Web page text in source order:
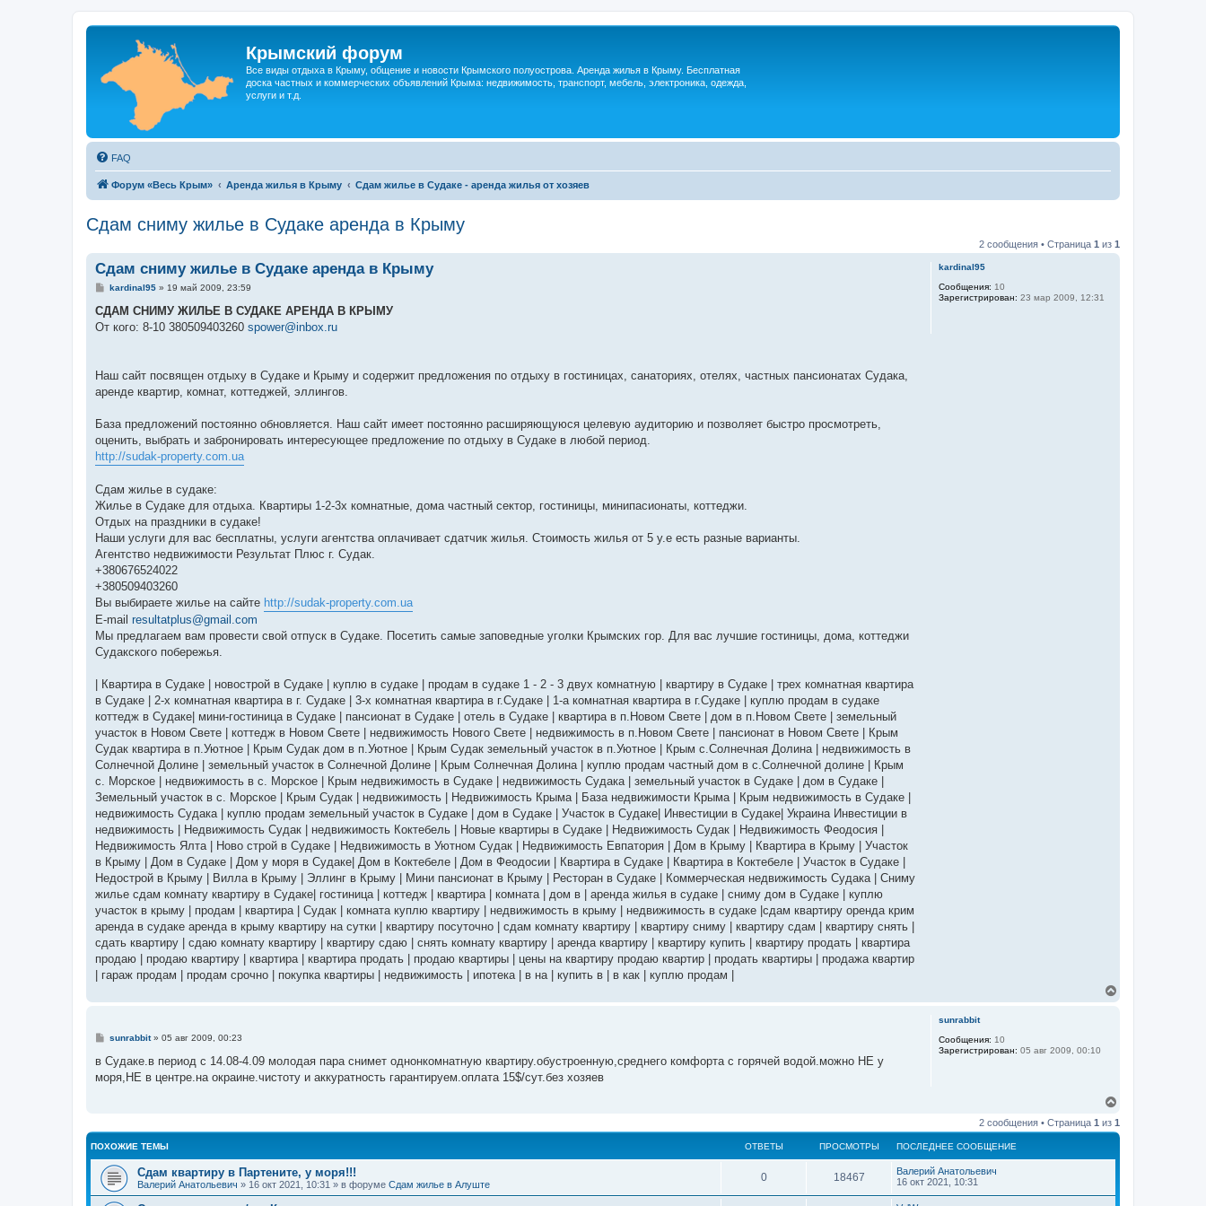
Крымский форум
Все виды отдыха в Крыму, общение и новости Крымского полуострова. Аренда жилья в Крыму. Бесплатная
доска частных и коммерческих объявлений Крыма: недвижимость, транспорт, мебель, электроника, одежда,
услуги и т.д.
FAQ
Форум «Весь Крым» Аренда жилья в Крыму Сдам жилье в Судаке - аренда жилья от хозяев
Сдам сниму жилье в Судаке аренда в Крыму
2 сообщения • Страница 1 из 1
kardinal95
Сообщения: 10
Зарегистрирован: 23 мар 2009, 12:31
Сдам сниму жилье в Судаке аренда в Крыму
С
о
б
щ
е
kardinal95» 19 май 2009, 23:59
СДАМ СНИМУ ЖИЛЬЕ В СУДАКЕ АРЕНДА В КРЫМУ
От кого: 8-10 380509403260 spower@inbox.ru
Наш сайт посвящен отдыху в Судаке и Крыму и содержит предложения по отдыху в гостиницах, санаториях, отелях, частных пансионатах Судака,
аренде квартир, комнат, коттеджей, эллингов.
База предложений постоянно обновляется. Наш сайт имеет постоянно расширяющуюся целевую аудиторию и позволяет быстро просмотреть,
оценить, выбрать и забронировать интересующее предложение по отдыху в Судаке в любой период.
http://sudak-property.com.ua
Сдам жилье в судаке:
Жилье в Судаке для отдыха. Квартиры 1-2-3х комнатные, дома частный сектор, гостиницы, минипасионаты, коттеджи.
Отдых на праздники в судаке!
Наши услуги для вас бесплатны, услуги агентства оплачивает сдатчик жилья. Стоимость жилья от 5 у.е есть разные варианты.
Агентство недвижимости Результат Плюс г. Судак.
+380676524022
+380509403260
Вы выбираете жилье на сайте http://sudak-property.com.ua
E-mail resultatplus@gmail.com
Мы предлагаем вам провести свой отпуск в Судаке. Посетить самые заповедные уголки Крымских гор. Для вас лучшие гостиницы, дома, коттеджи
Судакского побережья.
| Квартира в Судаке | новострой в Судаке | куплю в судаке | продам в судаке 1 - 2 - 3 двух комнатную | квартиру в Судаке | трех комнатная квартира
в Судаке | 2-х комнатная квартира в г. Судаке | 3-х комнатная квартира в г.Судаке | 1-а комнатная квартира в г.Судаке | куплю продам в судаке
коттедж в Судаке| мини-гостиница в Судаке | пансионат в Судаке | отель в Судаке | квартира в п.Новом Свете | дом в п.Новом Свете | земельный
участок в Новом Свете | коттедж в Новом Свете | недвижимость Нового Свете | недвижимость в п.Новом Свете | пансионат в Новом Свете | Крым
Судак квартира в п.Уютное | Крым Судак дом в п.Уютное | Крым Судак земельный участок в п.Уютное | Крым с.Солнечная Долина | недвижимость в
Солнечной Долине | земельный участок в Солнечной Долине | Крым Солнечная Долина | куплю продам частный дом в с.Солнечной долине | Крым
с. Морское | недвижимость в с. Морское | Крым недвижимость в Судаке | недвижимость Судака | земельный участок в Судаке | дом в Судаке |
Земельный участок в с. Морское | Крым Судак | недвижимость | Недвижимость Крыма | База недвижимости Крыма | Крым недвижимость в Судаке |
недвижимость Судака | куплю продам земельный участок в Судаке | дом в Судаке | Участок в Судаке| Инвестиции в Судаке| Украина Инвестиции в
недвижимость | Недвижимость Судак | недвижимость Коктебель | Новые квартиры в Судаке | Недвижимость Судак | Недвижимость Феодосия |
Недвижимость Ялта | Ново строй в Судаке | Недвижимость в Уютном Судак | Недвижимость Евпатория | Дом в Крыму | Квартира в Крыму | Участок
в Крыму | Дом в Судаке | Дом у моря в Судаке| Дом в Коктебеле | Дом в Феодосии | Квартира в Судаке | Квартира в Коктебеле | Участок в Судаке |
Недострой в Крыму | Вилла в Крыму | Эллинг в Крыму | Мини пансионат в Крыму | Ресторан в Судаке | Коммерческая недвижимость Судака | Сниму
жилье сдам комнату квартиру в Судаке| гостиница | коттедж | квартира | комната | дом в | аренда жилья в судаке | сниму дом в Судаке | куплю
участок в крыму | продам | квартира | Судак | комната куплю квартиру | недвижимость в крыму | недвижимость в судаке |сдам квартиру оренда крим
аренда в судаке аренда в крыму квартиру на сутки | квартиру посуточно | сдам комнату квартиру | квартиру сниму | квартиру сдам | квартиру снять |
сдать квартиру | сдаю комнату квартиру | квартиру сдаю | снять комнату квартиру | аренда квартиру | квартиру купить | квартиру продать | квартира
продаю | продаю квартиру | квартира | квартира продать | продаю квартиры | цены на квартиру продаю квартир | продать квартиры | продажа квартир
| гараж продам | продам срочно | покупка квартиры | недвижимость | ипотека | в на | купить в | в как | куплю продам |
а
ч
sunrabbit
Сообщения: 10
Зарегистрирован: 05 авг 2009, 00:10
С
о
щ
sunrabbit» 05 авг 2009, 00:23
в Судаке.в период с 14.08-4.09 молодая пара снимет однонкомнатную квартиру.обустроенную,среднего комфорта с горячей водой.можно НЕ у
моря,НЕ в центре.на окраине.чистоту и аккуратность гарантируем.оплата 15$/сут.без хозяев
р
н
2 сообщения • Страница 1 из 1
ПОХОЖИЕ ТЕМЫ ОТВЕТЫ ПРОСМОТРЫ ПОСЛЕДНЕЕ СООБЩЕНИЕ
Сдам квартиру в Партените, у моря!!!
Валерий Анатольевич » 16 окт 2021, 10:31 » в форуме Сдам жилье в Алуште
0 18467
Валерий Анатольевич
16 окт 2021, 10:31